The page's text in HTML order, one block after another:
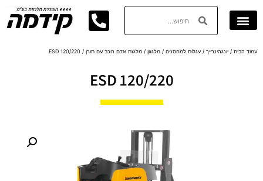
עמוד הבית / יונגהינרייך / עגלות למחסנים / מלגזון / מלגזת אדם רוכב עם תורן / ESD 120/220
ESD 120/220